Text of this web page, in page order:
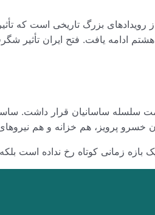
بزرگ تاریخی است که
ادامه یافت. فتح ایران تأثیر
سلسله ساسانیان قرار داشت.
خسرو پرویز، هم خزانه و هم
بازه زمانی کوتاه رخ نداده است